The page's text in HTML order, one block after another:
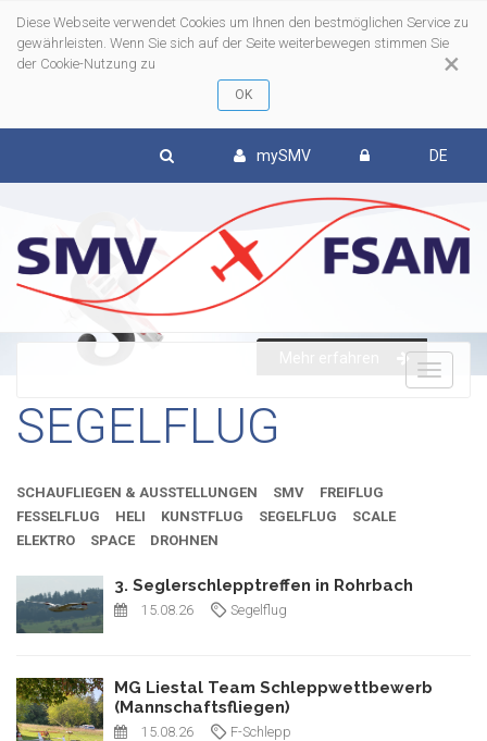
×
Diese Webseite verwendet Cookies um Ihnen den bestmöglichen Service zu
gewährleisten. Wenn Sie sich auf der Seite weiterbewegen stimmen Sie
der Cookie-Nutzung zu
mySMV DE
SEGELFLUG
SCHAUFLIEGEN & AUSSTELLUNGEN SMV
FREIFLUG
FESSELFLUG
HELI KUNSTFLUG SEGELFLUG
SCALE
ELEKTRO
SPACE DROHNEN
3. Seglerschlepptreffen in Rohrbach
15.08.26 Segelflug
MG Liestal Team Schleppwettbewerb
(Mannschaftsfliegen)
15.08.26 F-Schlepp